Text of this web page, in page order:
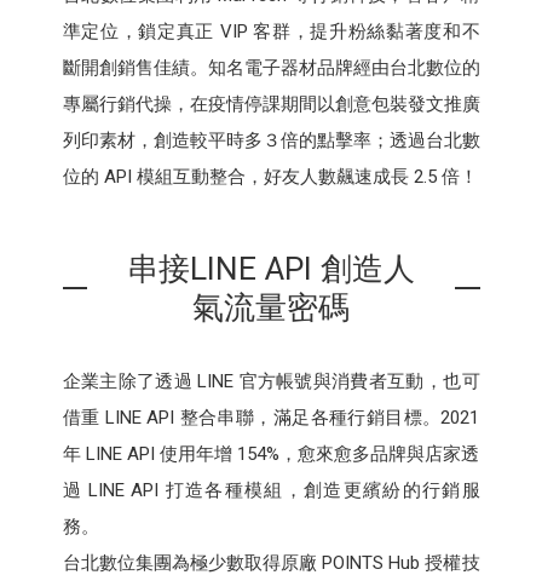
準定位，鎖定真正 VIP 客群，提升粉絲黏著度和不
斷開創銷售佳績。知名電子器材品牌經由台北數位的
專屬行銷代操，在疫情停課期間以創意包裝發文推廣
列印素材，創造較平時多３倍的點擊率；透過台北數
位的 API 模組互動整合，好友人數飆速成長 2.5 倍！
串接LINE API 創造人
氣流量密碼
企業主除了透過 LINE 官方帳號與消費者互動，也可
借重 LINE API 整合串聯，滿足各種行銷目標。2021
年 LINE API 使用年增 154%，愈來愈多品牌與店家透
過 LINE API 打造各種模組，創造更繽紛的行銷服
務。
台北數位集團為極少數取得原廠 POINTS Hub 授權技